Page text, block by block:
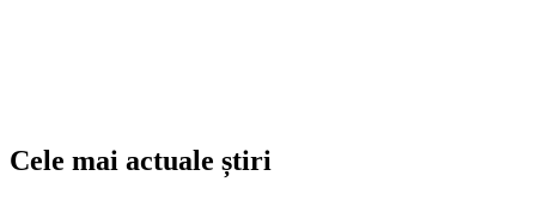
Cele mai actuale știri